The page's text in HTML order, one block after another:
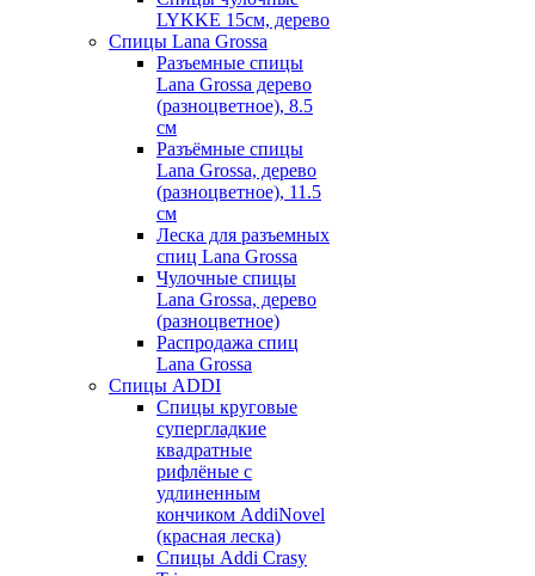
LYKKE 15см, дерево
Спицы Lana Grossa
Разъемные спицы
Lana Grossa дерево
(разноцветное), 8.5
см
Разъёмные спицы
Lana Grossa, дерево
(разноцветное), 11.5
см
Леска для разъемных
спиц Lana Grossa
Чулочные спицы
Lana Grossa, дерево
(разноцветное)
Распродажа спиц
Lana Grossa
Спицы ADDI
Спицы круговые
супергладкие
квадратные
рифлёные с
удлиненным
кончиком AddiNovel
(красная леска)
Спицы Addi Crasy